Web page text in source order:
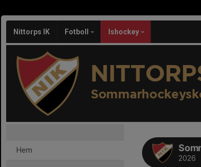
Nittorps IK Fotboll Ishockey
Hem
2026